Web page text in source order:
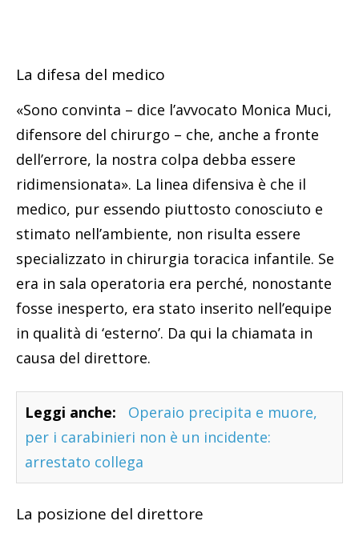
La difesa del medico
«Sono convinta – dice l’avvocato Monica Muci,
difensore del chirurgo – che, anche a fronte
dell’errore, la nostra colpa debba essere
ridimensionata». La linea difensiva è che il
medico, pur essendo piuttosto conosciuto e
stimato nell’ambiente, non risulta essere
specializzato in chirurgia toracica infantile. Se
era in sala operatoria era perché, nonostante
fosse inesperto, era stato inserito nell’equipe
in qualità di ‘esterno’. Da qui la chiamata in
causa del direttore.
Leggi anche:
Operaio precipita e muore,
per i carabinieri non è un incidente:
arrestato collega
La posizione del direttore